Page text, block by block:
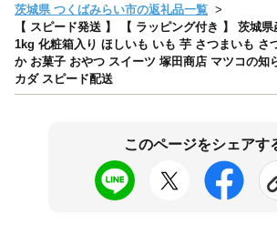
茨城県 つくばみらい市の返礼品一覧
【 スピード発送 】 【 ラッピング付き 】 茨城
1kg 化粧箱入り ほしいも いも 芋 さつまいも さ
か お菓子 おやつ スイーツ 塚田商店 マツコの知
カダ スピード配送
このページをシェアす